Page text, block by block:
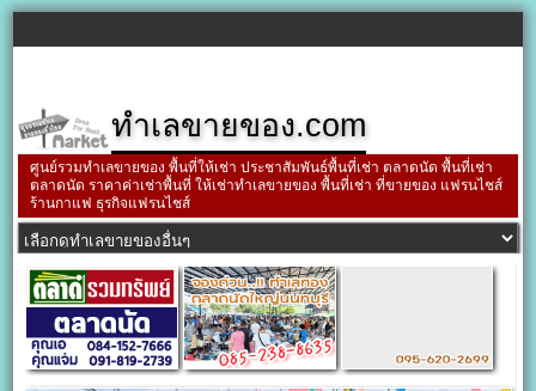
ทำเลขายของ.com
ศูนย์รวมทำเลขายของ พื้นที่ให้เช่า ประชาสัมพันธ์พื้นที่เช่า ตลาดนัด พื้นที่เช่า
ตลาดนัด ราคาค่าเช่าพื้นที่ ให้เช่าทำเลขายของ พื้นที่เช่า ที่ขายของ แฟรนไชส์
ร้านกาแฟ ธุรกิจแฟรนไชส์